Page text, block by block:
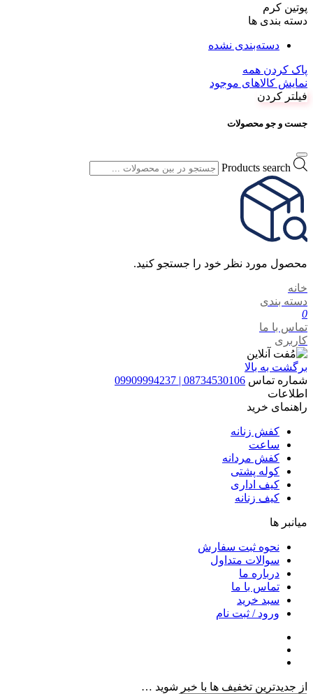
پوتین کرم
دسته بندی ها
دسته‌بندی نشده
پاک کردن همه
نمایش کالاهای موجود
فیلتر کردن
جست و جو محصولات
Products search
محصول مورد نظر خود را جستجو کنید.
خانه
دسته بندی
0
تماس با ما
کاربری
برگشت به بالا
شماره تماس 08734530106 | 09909994237
اطلاعات
راهنمای خرید
کفش زنانه
ساعت
کفش مردانه
کوله پشتی
کیف اداری
کیف زنانه
میانبر ها
نحوه ثبت سفارش
سوالات متداول
درباره ما
تماس با ما
سبد خرید
ورود / ثبت نام
از جدیدترین تخفیف ها با خبر شوید …